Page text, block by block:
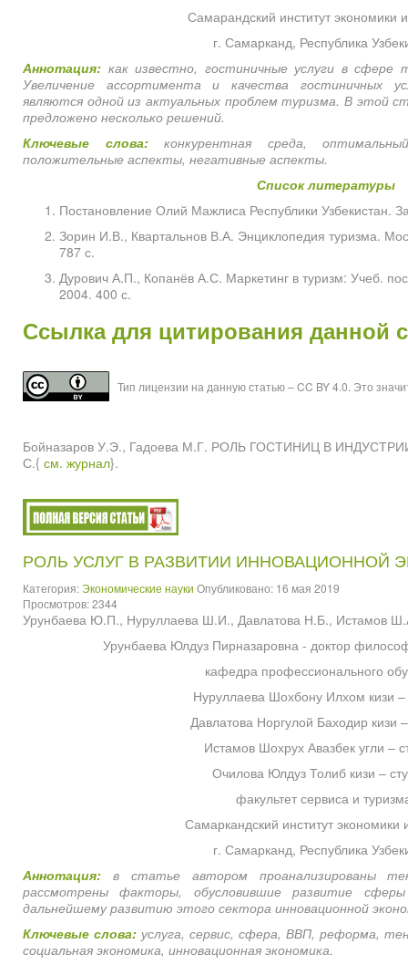
Самарандский институт экономики
г. Самарканд, Республика
Аннотация: как известно, гостиничные услуги в
Увеличение ассортимента и качества гостиничных
являются одной из актуальных проблем туризма. В этой
предложено несколько решений.
Ключевые слова:конкурентная среда,
положительные аспекты, негативные аспекты.
Список литературы
Постановление Олий Мажлиса Республики Узбекистан.
Зорин И.В., Квартальнов В.А. Энциклопедия туризма.
787 с.
Дурович А.П., Копанёв А.С. Маркетинг в туризм: Учеб.
2004. 400 с.
Ссылка для цитирования данной
Тип лицензии на данную статью – CC BY 4.0. Это
Бойназаров У.Э., Гадоева М.Г. РОЛЬ ГОСТИНИЦ В
С.{ см. журнал}.
РОЛЬ УСЛУГ В РАЗВИТИИ ИННОВАЦИОННОЙ
Категория:Экономические науки Опубликовано: 16 мая 2019
Просмотров: 2344
Урунбаева Ю.П., Нуруллаева Ш.И., Давлатова Н.Б., Истамов
Урунбаева Юлдуз Пирназаровна - доктор
кафедра профессионального
Нуруллаева Шохбону Илхом кизи –
Давлатова Норгулой Баходир кизи
Истамов Шохрух Авазбек угли –
Очилова Юлдуз Толиб кизи –
факультет сервиса и
Самаркандский институт экономики
г. Самарканд, Республика
Аннотация: в статье автором проанализированы
рассмотрены факторы, обусловившие развитие
дальнейшему развитию этого сектора инновационной
Ключевые слова: услуга, сервис, сфера, ВВП, реформа,
социальная экономика, инновационная экономика.